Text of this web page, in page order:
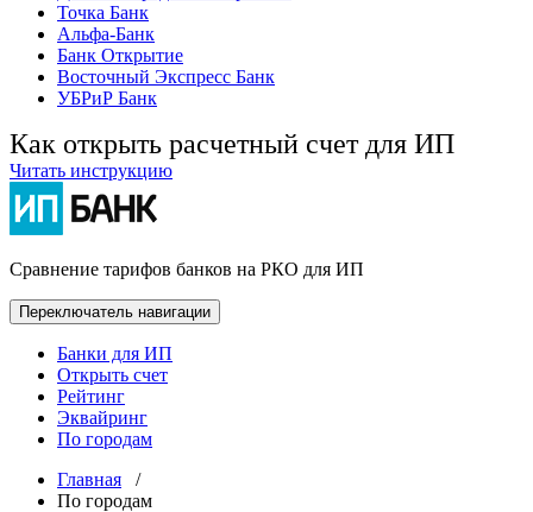
Точка Банк
Альфа-Банк
Банк Открытие
Восточный Экспресс Банк
УБРиР Банк
Как открыть расчетный счет для ИП
Читать инструкцию
Сравнение тарифов банков на РКО для ИП
Переключатель навигации
Банки для ИП
Открыть счет
Рейтинг
Эквайринг
По городам
Главная /
По городам